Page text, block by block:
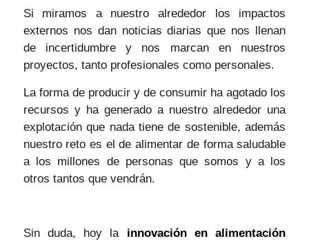
Si miramos a nuestro alrededor los impactos
externos nos dan noticias diarias que nos llenan
de incertidumbre y nos marcan en nuestros
proyectos, tanto profesionales como personales.
La forma de producir y de consumir ha agotado los
recursos y ha generado a nuestro alrededor una
explotación que nada tiene de sostenible, además
nuestro reto es el de alimentar de forma saludable
a los millones de personas que somos y a los
otros tantos que vendrán.
Sin duda, hoy la innovación en alimentación